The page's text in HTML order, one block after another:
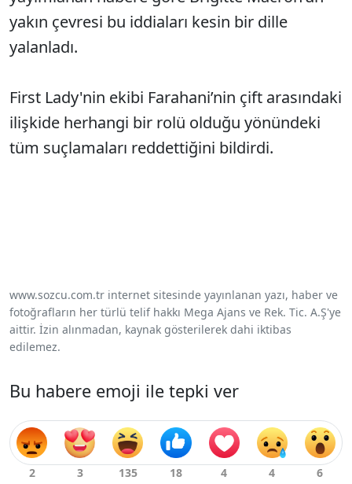
yakın çevresi bu iddiaları kesin bir dille
yalanladı.
First Lady'nin ekibi Farahani’nin çift arasındaki
ilişkide herhangi bir rolü olduğu yönündeki
tüm suçlamaları reddettiğini bildirdi.
www.sozcu.com.tr internet sitesinde yayınlanan yazı, haber ve
fotoğrafların her türlü telif hakkı Mega Ajans ve Rek. Tic. A.Ş'ye
aittir. İzin alınmadan, kaynak gösterilerek dahi iktibas
edilemez.
Bu habere emoji ile tepki ver